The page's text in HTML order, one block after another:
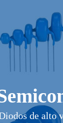
de alto